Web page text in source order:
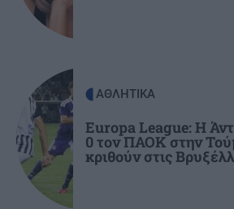
Η Βουδαπέστη χαμηλώνει τα
και ιστορικά κτίρια για να
ΕΛΛΑΔΑ
Το τέλος μιας εποχής για το
περιοχή γυρίζει σελίδα
ΑΘΛΗΤΙΚΑ
Europa League: Η
0 τον ΠΑΟΚ στην
κριθούν στις